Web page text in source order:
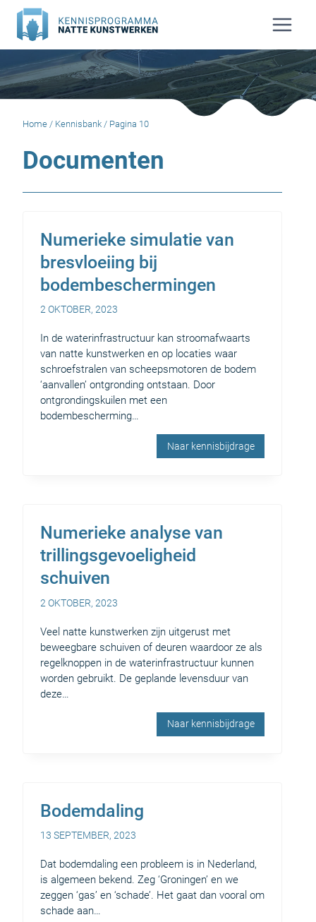
Doorgaan
naar
inhoud
Home / Kennisbank / Pagina 10
Documenten
Numerieke simulatie van
bresvloeiing bij
bodembeschermingen
2 OKTOBER, 2023
In de waterinfrastructuur kan stroomafwaarts
van natte kunstwerken en op locaties waar
schroefstralen van scheepsmotoren de bodem
‘aanvallen’ ontgronding ontstaan. Door
ontgrondingskuilen met een
bodembescherming…
Naar kennisbijdrage
Numerieke analyse van
trillingsgevoeligheid
schuiven
2 OKTOBER, 2023
Veel natte kunstwerken zijn uitgerust met
beweegbare schuiven of deuren waardoor ze als
regelknoppen in de waterinfrastructuur kunnen
worden gebruikt. De geplande levensduur van
deze…
Naar kennisbijdrage
Bodemdaling
13 SEPTEMBER, 2023
Dat bodemdaling een probleem is in Nederland,
is algemeen bekend. Zeg ‘Groningen’ en we
zeggen ‘gas’ en ‘schade’. Het gaat dan vooral om
schade aan…